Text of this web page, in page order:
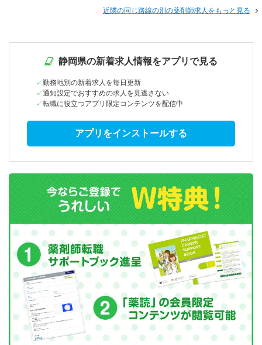
近隣の同じ路線の別の薬剤師求人をもっと見る
静岡県の新着求人情報をアプリで見る
勤務地別の新着求人を毎日更新
通知設定でおすすめの求人を見逃さない
転職に役立つアプリ限定コンテンツを配信中
アプリをインストールする